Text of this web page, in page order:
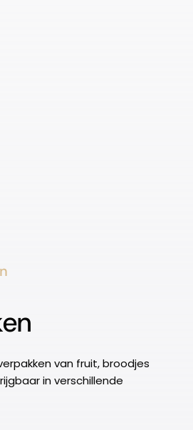
van fruit, broodjes
in verschillende